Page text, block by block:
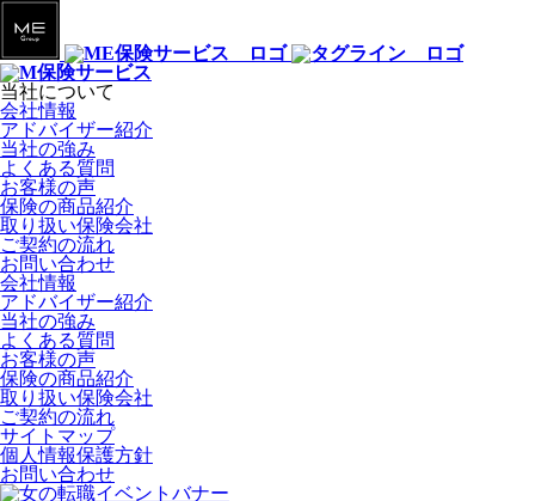
当社について
会社情報
アドバイザー紹介
当社の強み
よくある質問
お客様の声
保険の商品紹介
取り扱い保険会社
ご契約の流れ
お問い合わせ
会社情報
アドバイザー紹介
当社の強み
よくある質問
お客様の声
保険の商品紹介
取り扱い保険会社
ご契約の流れ
サイトマップ
個人情報保護方針
お問い合わせ